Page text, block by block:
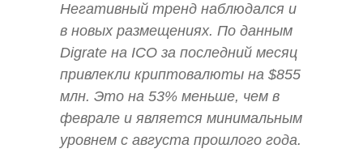
Негативный тренд наблюдался и
в новых размещениях. По данным
Digrate на ICO за последний месяц
привлекли криптовалюты на $855
млн. Это на 53% меньше, чем в
феврале и является минимальным
уровнем с августа прошлого года.